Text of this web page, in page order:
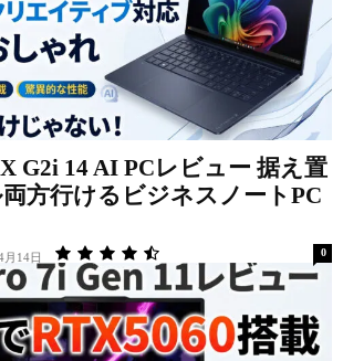
G2i 14 AI PCレビュー 据え置
方行けるビジネスノートPC
月14日 0